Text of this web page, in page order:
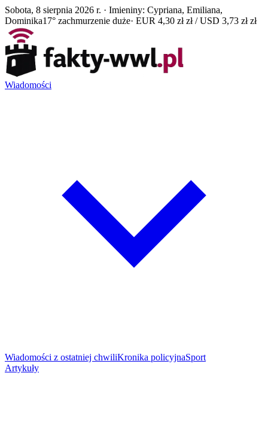
Sobota, 8 sierpnia 2026 r. · Imieniny: Cypriana, Emiliana,
Dominika17° zachmurzenie duże· EUR 4,30 zł zł / USD 3,73 zł zł
Wiadomości
Wiadomości z ostatniej chwiliKronika policyjnaSport
Artykuły